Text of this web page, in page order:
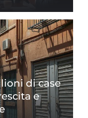
di case
e